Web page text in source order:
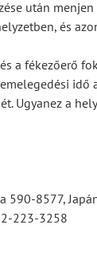
után
és
a fékezőerő
Ugyanez a
590-8577,
223-3258